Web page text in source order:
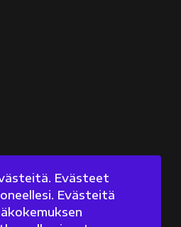
Evästeet
Evästeitä